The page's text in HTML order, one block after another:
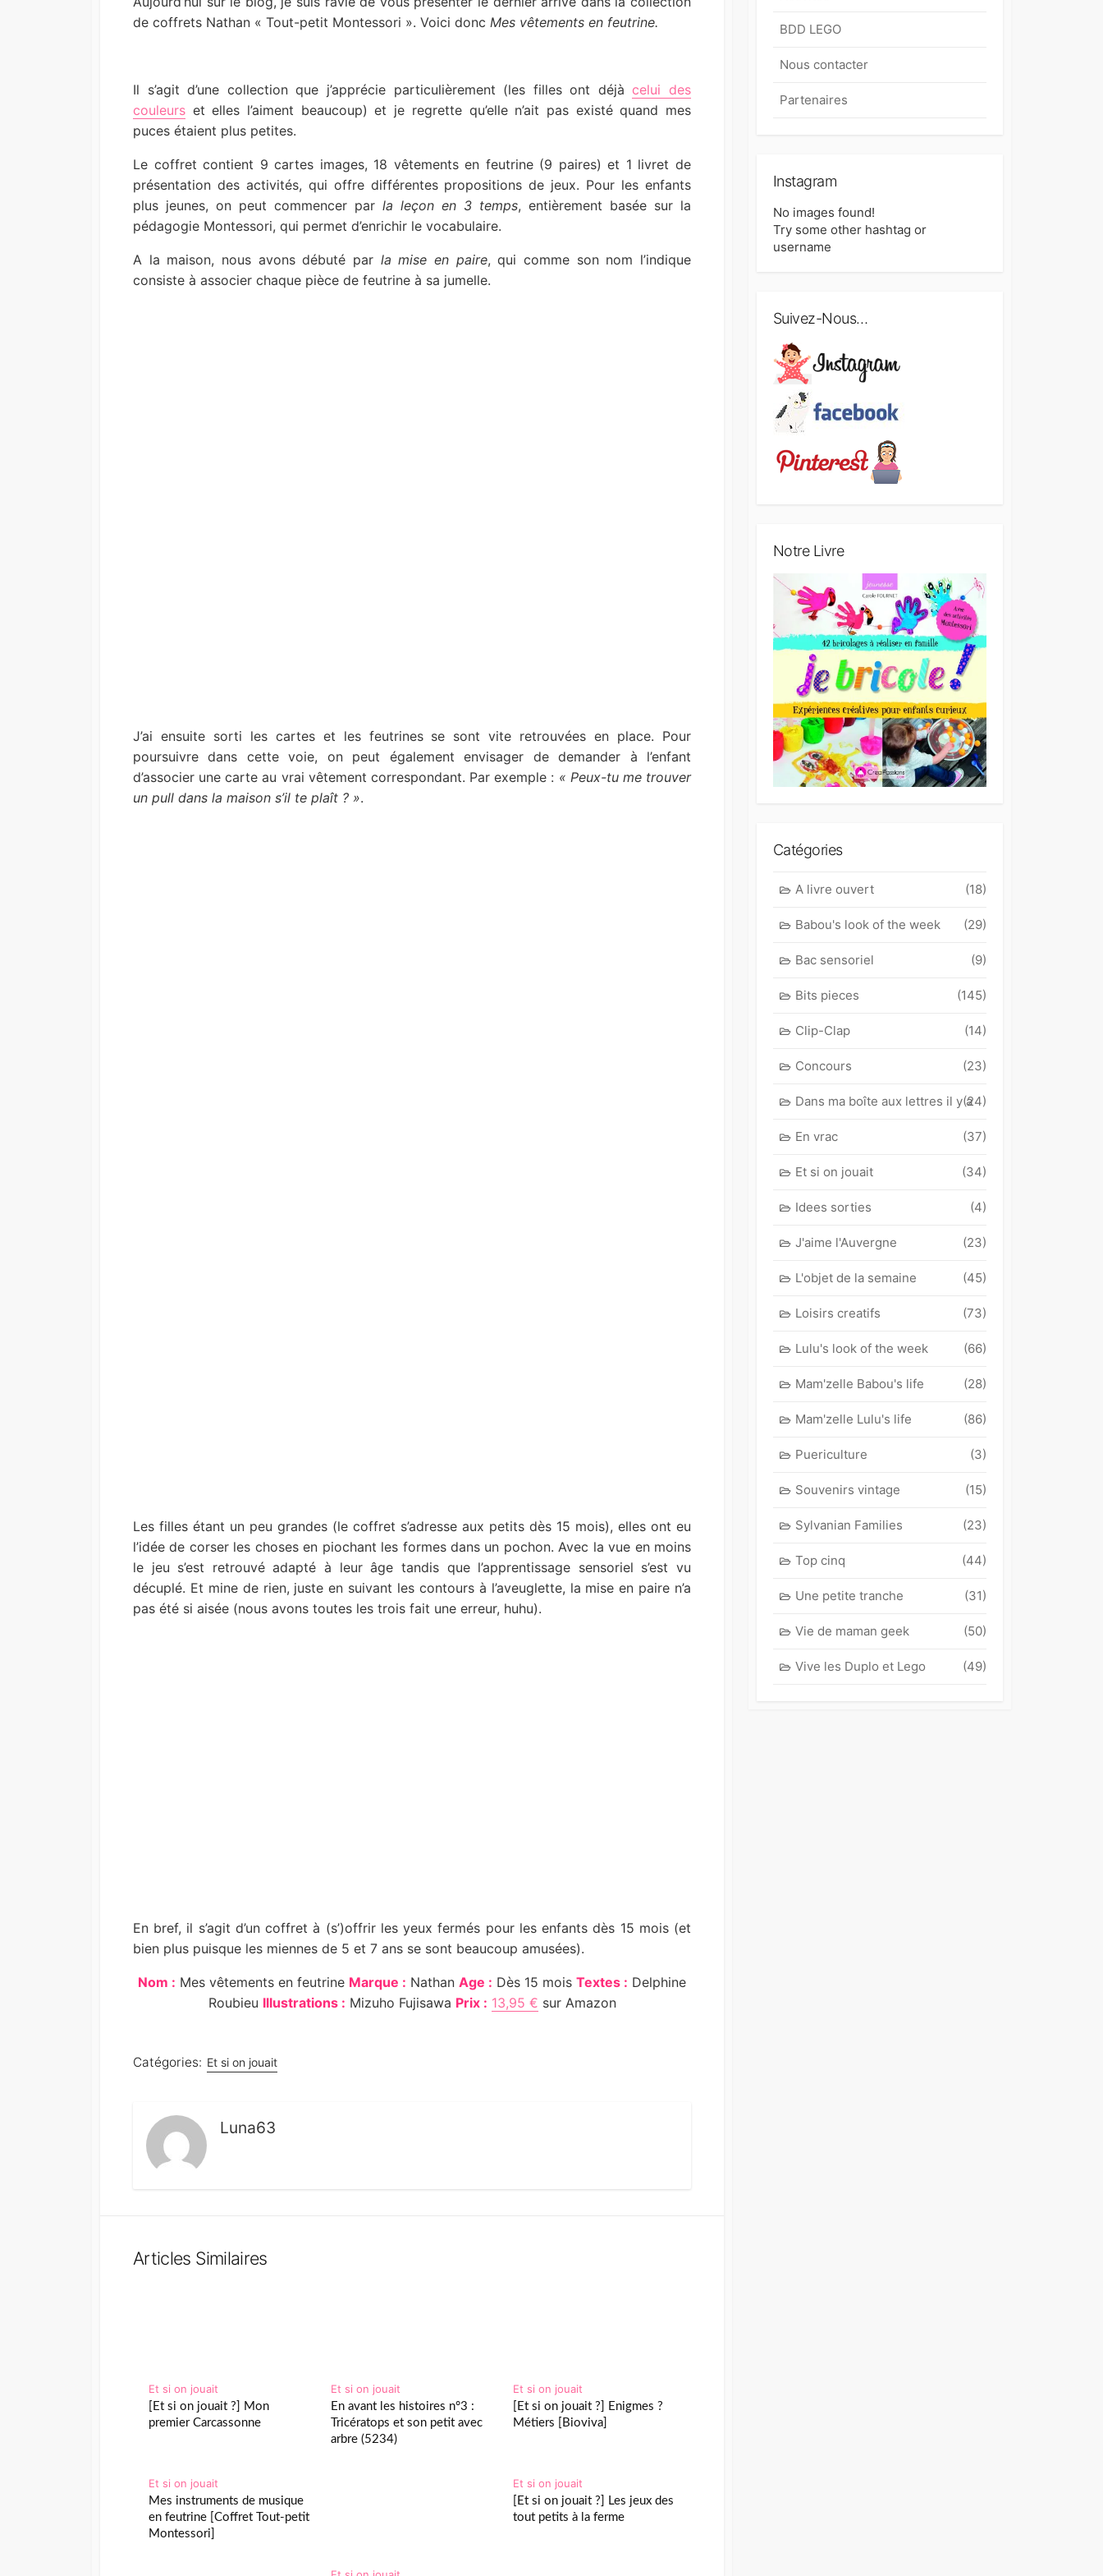
I
S
D
A
T
M
O
I
E
D
A
E
R
de coffrets Nathan « Tout-petit Montessori ». Voici donc Mes vêtements en feutrine.
Il s’agit d’une collection que j’apprécie particulièrement (les filles ont déjà celui des
couleurs et elles l’aiment beaucoup) et je regrette qu’elle n’ait pas existé quand mes
puces étaient plus petites.
Le coffret contient 9 cartes images, 18 vêtements en feutrine (9 paires) et 1 livret de
présentation des activités, qui offre différentes propositions de jeux. Pour les enfants
plus jeunes, on peut commencer par la leçon en 3 temps, entièrement basée sur la
pédagogie Montessori, qui permet d’enrichir le vocabulaire.
A la maison, nous avons débuté par la mise en paire, qui comme son nom l’indique
consiste à associer chaque pièce de feutrine à sa jumelle.
J’ai ensuite sorti les cartes et les feutrines se sont vite retrouvées en place. Pour
poursuivre dans cette voie, on peut également envisager de demander à l’enfant
d’associer une carte au vrai vêtement correspondant. Par exemple : « Peux-tu me trouver
un pull dans la maison s’il te plaît ? ».
Les filles étant un peu grandes (le coffret s’adresse aux petits dès 15 mois), elles ont eu
l’idée de corser les choses en piochant les formes dans un pochon. Avec la vue en moins
le jeu s’est retrouvé adapté à leur âge tandis que l’apprentissage sensoriel s’est vu
décuplé. Et mine de rien, juste en suivant les contours à l’aveuglette, la mise en paire n’a
pas été si aisée (nous avons toutes les trois fait une erreur, huhu).
En bref, il s’agit d’un coffret à (s’)offrir les yeux fermés pour les enfants dès 15 mois (et
bien plus puisque les miennes de 5 et 7 ans se sont beaucoup amusées).
Nom : Mes vêtements en feutrine Marque : Nathan Age : Dès 15 mois Textes : Delphine
Roubieu Illustrations : Mizuho Fujisawa Prix : 13,95 € sur Amazon
Catégories: Et si on jouait
Luna63
Articles Similaires
Et si on jouait
[Et si on jouait ?] Mon
premier Carcassonne
Et si on jouait
En avant les histoires n°3 :
Tricératops et son petit avec
arbre (5234)
Et si on jouait
[Et si on jouait ?] Enigmes ?
Métiers [Bioviva]
Et si on jouait
Mes instruments de musique
en feutrine [Coffret Tout-petit
Montessori]
Et si on jouait
[Et si on jouait ?] Les jeux des
tout petits à la ferme
BDD LEGO
Nous contacter
Partenaires
Instagram
No images found!
Try some other hashtag or
username
Suivez-Nous…
Notre Livre
Catégories
A livre ouvert (18)
Babou's look of the week (29)
Bac sensoriel (9)
Bits pieces (145)
Clip-Clap (14)
Concours (23)
Dans ma boîte aux lettres il y a(24)
En vrac (37)
Et si on jouait (34)
Idees sorties (4)
J'aime l'Auvergne (23)
L'objet de la semaine (45)
Loisirs creatifs (73)
Lulu's look of the week (66)
Mam'zelle Babou's life (28)
Mam'zelle Lulu's life (86)
Puericulture (3)
Souvenirs vintage (15)
Sylvanian Families (23)
Top cinq (44)
Une petite tranche (31)
Vie de maman geek (50)
Vive les Duplo et Lego (49)